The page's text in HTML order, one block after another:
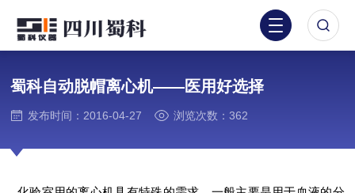
蜀科自动脱帽离心机——医用好选择
发布时间：2016-04-27 浏览次数：362